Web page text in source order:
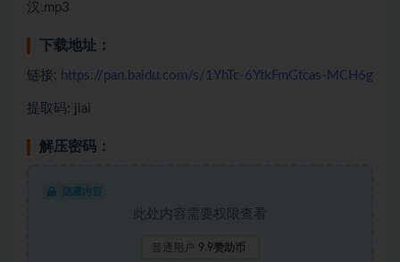
汉.mp3
下载地址：
链接: https://pan.baidu.com/s/1YhTc-6YtkFmGtcas-MCH6g
提取码: jiai
解压密码：
隐藏内容
此处内容需要权限查看
普通用户 9.9赞助币